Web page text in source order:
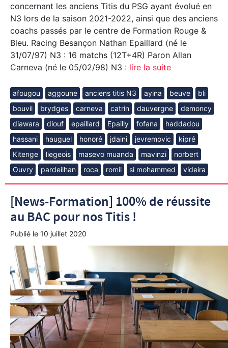
concernant les anciens Titis du PSG ayant évolué en
N3 lors de la saison 2021-2022, ainsi que des anciens
coachs passés par le centre de Formation Rouge &
Bleu. Racing Besançon Nathan Epaillard (né le
31/07/97) N3 : 16 matchs (12T+4R) Paron Allan
Carneva (né le 05/02/98) N3 : lire la suite
afougou aggoune anciens titis N3 ayina beuve
bli
bouvil
brydges carneva catrin dauvergne
demoncy
diawara
diouf epaillard Epailly fofana
haddadou
hassani
hauguel honoré jdaini jevremovic
kipré
Kitenge
liegeois masevo muanda mavinzi
norbert
Ouvry
pardeilhan roca romil si mohammed videira
[News-Formation] 100% de réussite
au BAC pour nos Titis !
Publié le 10 juillet 2020